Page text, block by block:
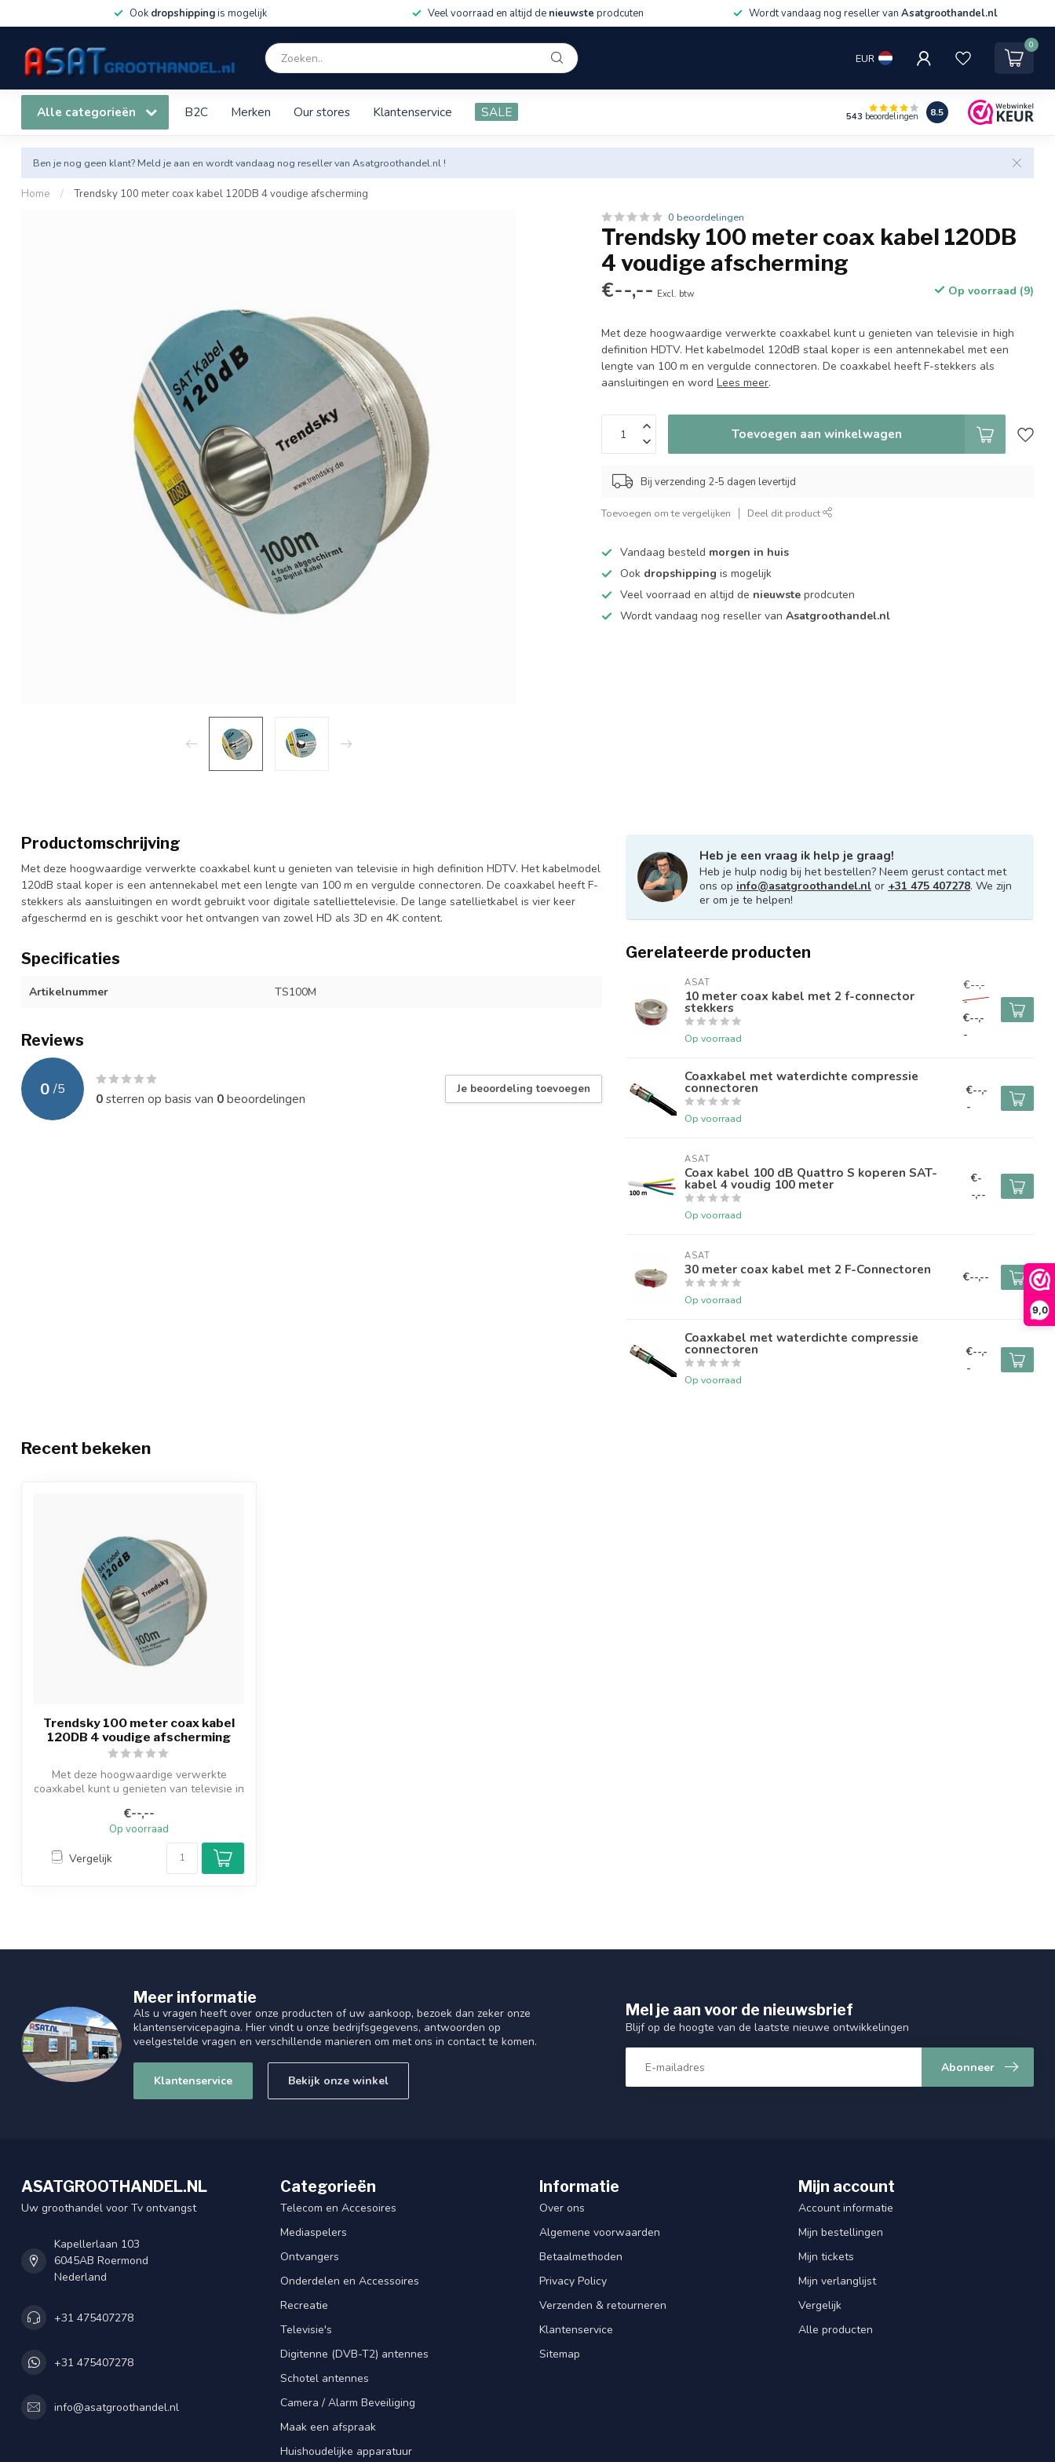
9,0
Ook dropshippingis mogelijk Veel voorraad en altijd de nieuwste prodcuten Wordt vandaag nog reseller van Asatgroothandel.nl
EUR
0
Alle categorieën B2C Merken Our stores Klantenservice SALE 543 beoordelingen 8.5
Ben je nog geen klant? Meld je aan en wordt vandaag nog reseller van Asatgroothandel.nl !
Home / Trendsky 100 meter coax kabel 120DB 4 voudige afscherming
0 beoordelingen
Trendsky 100 meter coax kabel 120DB
4 voudige afscherming
€--,-- Excl. btw Op voorraad (9)
Met deze hoogwaardige verwerkte coaxkabel kunt u genieten van televisie in high
definition HDTV. Het kabelmodel 120dB staal koper is een antennekabel met een
lengte van 100 m en vergulde connectoren. De coaxkabel heeft F-stekkers als
aansluitingen en wordLees meer.
Toevoegen aan winkelwagen
Bij verzending 2-5 dagen levertijd
Toevoegen om te vergelijken Deel dit product
Vandaag besteld morgen in huis
Ook dropshipping is mogelijk
Veel voorraad en altijd de nieuwste prodcuten
Wordt vandaag nog reseller vanAsatgroothandel.nl
Productomschrijving
Met deze hoogwaardige verwerkte coaxkabel kunt u genieten van televisie in high definition HDTV. Het kabelmodel
120dB staal koper is een antennekabel met een lengte van 100 m en vergulde connectoren. De coaxkabel heeft F-
stekkers als aansluitingen en wordt gebruikt voor digitale satelliettelevisie. De lange satellietkabel is vier keer
afgeschermd en is geschikt voor het ontvangen van zowel HD als 3D en 4K content.
Specificaties
Artikelnummer TS100M
Reviews
0 /5
0sterren op basis van 0beoordelingen
Je beoordeling toevoegen
Heb je een vraag ik help je graag!
Heb je hulp nodig bij het bestellen? Neem gerust contact met
ons op info@asatgroothandel.nl or +31 475 407278. We zijn
er om je te helpen!
Gerelateerde producten
ASAT
10 meter coax kabel met 2 f-connector
stekkers
Op voorraad
€--,-
-
€--,-
-
Coaxkabel met waterdichte compressie
connectoren
Op voorraad
€--,-
-
ASAT
Coax kabel 100 dB Quattro S koperen SAT-
kabel 4 voudig 100 meter
Op voorraad
€-
-,--
ASAT
30 meter coax kabel met 2 F-Connectoren
Op voorraad
€--,--
Coaxkabel met waterdichte compressie
connectoren
Op voorraad
€--,-
-
Recent bekeken
Trendsky 100 meter coax kabel
120DB 4 voudige afscherming
Met deze hoogwaardige verwerkte
coaxkabel kunt u genieten van televisie in
€--,--
Op voorraad
Vergelijk
Meer informatie
Als u vragen heeft over onze producten of uw aankoop, bezoek dan zeker onze
klantenservicepagina. Hier vindt u onze bedrijfsgegevens, antwoorden op
veelgestelde vragen en verschillende manieren om met ons in contact te komen.
Klantenservice Bekijk onze winkel
Mel je aan voor de nieuwsbrief
Blijf op de hoogte van de laatste nieuwe ontwikkelingen
Abonneer
ASATGROOTHANDEL.NL
Uw groothandel voor Tv ontvangst
Kapellerlaan 103
6045AB Roermond
Nederland
+31 475407278
+31 475407278
info@asatgroothandel.nl
Categorieën
Telecom en Accesoires
Mediaspelers
Ontvangers
Onderdelen en Accessoires
Recreatie
Televisie's
Digitenne (DVB-T2) antennes
Schotel antennes
Camera / Alarm Beveiliging
Maak een afspraak
Huishoudelijke apparatuur
Informatie
Over ons
Algemene voorwaarden
Betaalmethoden
Privacy Policy
Verzenden & retourneren
Klantenservice
Sitemap
Mijn account
Account informatie
Mijn bestellingen
Mijn tickets
Mijn verlanglijst
Vergelijk
Alle producten